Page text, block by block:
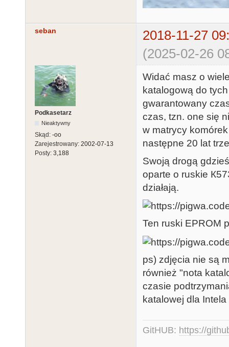
seban
2018-11-27
(2025-02-26
Podkasetarz
Nieaktywny
Skąd: -oo
Zarejestrowany: 2002-07-13
Posty: 3,188
Widać masz o
katalogową do
gwarantowany
czas, tzn. one się
w matrycy
następne 20 lat
Swoją drogą
oparte o ruskie
działają.
Ten ruski EPROM
ps) zdjęcia nie są
również "nota
czasie
katalowej dla
GitHUB: https://